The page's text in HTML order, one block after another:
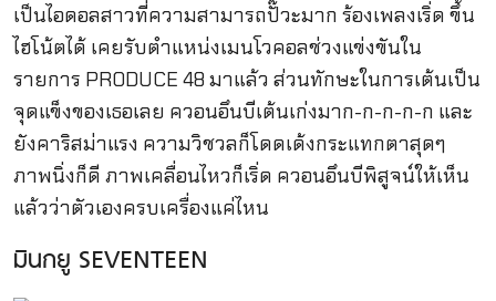
เป็นไอดอลสาวที่ความสามารถปั๊วะมาก ร้องเพลงเริ่ด ขึ้น
ไฮโน้ตได้ เคยรับตำแหน่งเมนโวคอลช่วงแข่งขันใน
รายการ PRODUCE 48 มาแล้ว ส่วนทักษะในการเต้นเป็น
จุดแข็งของเธอเลย ควอนอึนบีเต้นเก่งมาก-ก-ก-ก-ก และ
ยังคาริสม่าแรง ความวิชวลก็โดดเด้งกระแทกตาสุดๆ
ภาพนิ่งก็ดี ภาพเคลื่อนไหวก็เริ่ด ควอนอึนบีพิสูจน์ให้เห็น
แล้วว่าตัวเองครบเครื่องแค่ไหน
มินกยู SEVENTEEN